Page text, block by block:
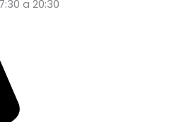
a 20:30